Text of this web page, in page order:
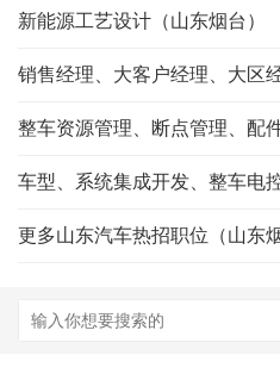
新能源工艺设计（山东烟台）
销售经理、大客户经理、大区
整车资源管理、断点管理、配
车型、系统集成开发、整车电
更多山东汽车热招职位（山东烟